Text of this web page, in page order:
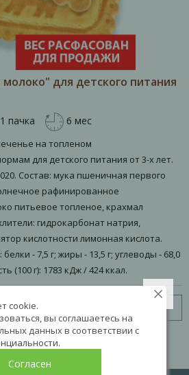
для детского питания
1 пачка 6 мес
на топленом
для детского питания от 3-х лет.
Состав: мука пшеничная первого
рафинированное
питьевое топленое, крахмал
гидрокарбонат натрия,
кислотности лимонная кислота.
- 7,5 г; жиры - 13,5 г; углеводы - 68,0
(100 г): 1783 кДж / 424 ккал.
Узнать цену
cookie.
вы соглашаетесь на
данных в соответствии с
.
Согласен